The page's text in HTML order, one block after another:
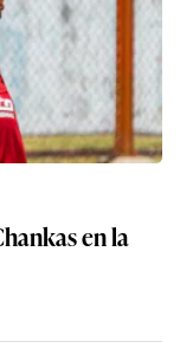
en la